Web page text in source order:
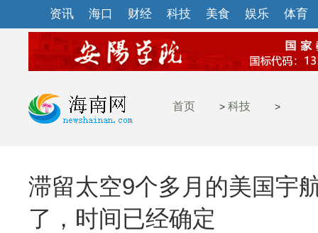
资讯 海口 财经 科技 美食 娱乐 体育
首页 > 科技 >
滞留太空9个多月的美国宇
了，时间已经确定